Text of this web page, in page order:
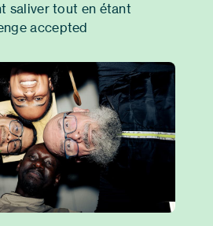
saliver tout en étant
accepted